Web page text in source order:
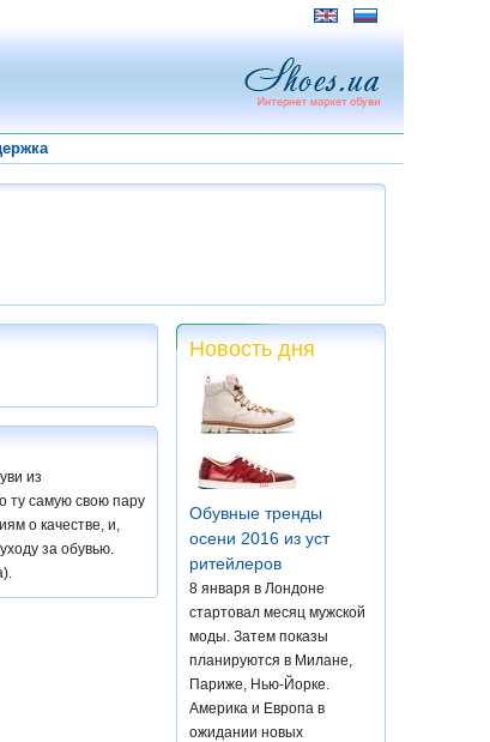
из
ту самую свою пару
о качестве, и,
за обувью.
Новость дня
Обувные тренды
осени 2016 из уст
ритейлеров
8 января в Лондоне
стартовал месяц мужской
моды. Затем показы
планируются в Милане,
Париже, Нью-Йорке.
Америка и Европа в
ожидании новых